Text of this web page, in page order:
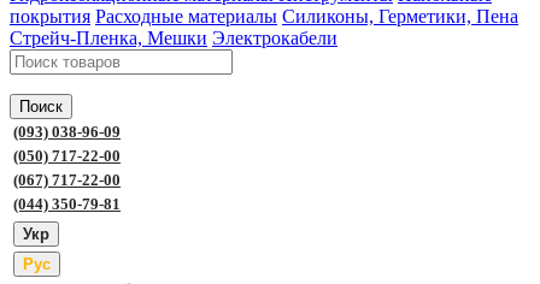
покрытия Расходные материалы Силиконы, Герметики, Пена
Стрейч-Пленка, Мешки Электрокабели
Поиск
(093) 038-96-09
(050) 717-22-00
(067) 717-22-00
(044) 350-79-81
Укр
Рус